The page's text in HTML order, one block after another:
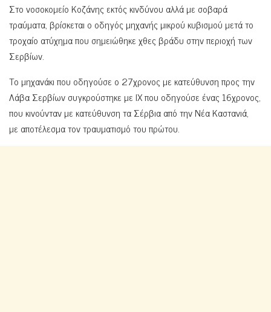
Στο νοσοκομείο Κοζάνης εκτός κινδύνου αλλά με σοβαρά
τραύματα, βρίσκεται ο οδηγός μηχανής μικρού κυβισμού μετά το
τροχαίο ατύχημα που σημειώθηκε χθες βράδυ στην περιοχή των
Σερβίων.
Το μηχανάκι που οδηγούσε ο 27χρονος με κατεύθυνση προς την
Λάβα Σερβίων συγκρούστηκε με ΙΧ που οδηγούσε ένας 16χρονος,
που κινούνταν με κατεύθυνση τα Σέρβια από την Νέα Καστανιά,
με αποτέλεσμα τον τραυματισμό του πρώτου.